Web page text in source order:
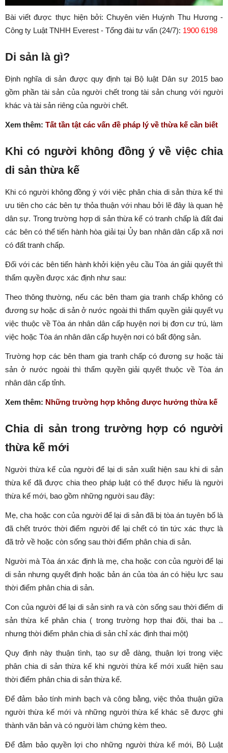
Bài viết được thực hiện bởi: Chuyên viên Huỳnh Thu Hương -
Công ty Luật TNHH Everest - Tổng đài tư vấn (24/7): 1900 6198
Di sản là gì?
Định nghĩa di sản được quy định tại Bộ luật Dân sự 2015 bao
gồm phần tài sản của người chết trong tài sản chung với người
khác và tài sản riêng của người chết.
Xem thêm: Tất tần tật các vấn đề pháp lý về thừa kế cần biết
Khi có người không đồng ý về việc chia
di sản thừa kế
Khi có người không đồng ý với việc phân chia di sản thừa kế thì
ưu tiên cho các bên tự thỏa thuận với nhau bởi lẽ đây là quan hệ
dân sự. Trong trường hợp di sản thừa kế có tranh chấp là đất đai
các bên có thể tiến hành hòa giải tại Ủy ban nhân dân cấp xã nơi
có đất tranh chấp.
Đối với các bên tiến hành khởi kiện yêu cầu Tòa án giải quyết thì
thẩm quyền được xác định như sau:
Theo thông thường, nếu các bên tham gia tranh chấp không có
đương sự hoặc di sản ở nước ngoài thì thẩm quyền giải quyết vụ
việc thuộc về Tòa án nhân dân cấp huyện nơi bị đơn cư trú, làm
việc hoặc Tòa án nhân dân cấp huyện nơi có bất động sản.
Trường hợp các bên tham gia tranh chấp có đương sự hoặc tài
sản ở nước ngoài thì thẩm quyền giải quyết thuộc về Tòa án
nhân dân cấp tỉnh.
Xem thêm: Những trường hợp không được hưởng thừa kế
Chia di sản trong trường hợp có người
thừa kế mới
Người thừa kế của người để lại di sản xuất hiện sau khi di sản
thừa kế đã được chia theo pháp luật có thể được hiểu là người
thừa kế mới, bao gồm những người sau đây:
Mẹ, cha hoặc con của người để lại di sản đã bị tòa án tuyên bố là
đã chết trước thời điểm người để lại chết có tin tức xác thực là
đã trở về hoặc còn sống sau thời điểm phân chia di sản.
​Người mà Tòa án xác định là mẹ, cha hoặc con của người để lại
di sản nhưng quyết định hoặc bản án của tòa án có hiệu lực sau
thời điểm phân chia di sản.
Con của người để lại di sản sinh ra và còn sống sau thời điểm di
sản thừa kế phân chia ( trong trường hợp thai đôi, thai ba ..
nhưng thời điểm phân chia di sản chỉ xác định thai một)
Quy định này thuận tình, tạo sự dễ dàng, thuận lợi trong việc
phân chia di sản thừa kế khi người thừa kế mới xuất hiện sau
thời điểm phân chia di sản thừa kế.
Để đảm bảo tính minh bạch và công bằng, việc thỏa thuận giữa
người thừa kế mới và những người thừa kế khác sẽ được ghi
thành văn bản và có người làm chứng kèm theo.
Để đảm bảo quyền lợi cho những người thừa kế mới, Bộ Luật